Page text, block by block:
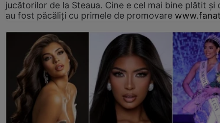
jucătorilor de la Steaua. Cine e cel mai bine plătit și
au fost păcăliți cu primele de promovare